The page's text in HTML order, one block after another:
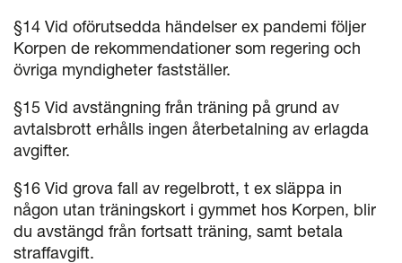
§14 Vid oförutsedda händelser ex pandemi följer
Korpen de rekommendationer som regering och
övriga myndigheter fastställer.
§15 Vid avstängning från träning på grund av
avtalsbrott erhålls ingen återbetalning av erlagda
avgifter.
§16 Vid grova fall av regelbrott, t ex släppa in
någon utan träningskort i gymmet hos Korpen, blir
du avstängd från fortsatt träning, samt betala
straffavgift.